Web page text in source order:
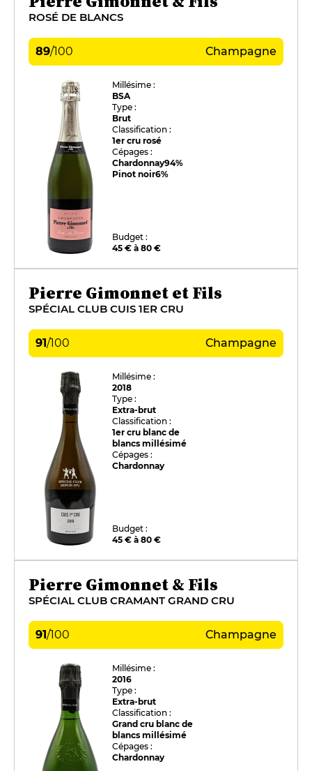
ROSÉ DE BLANCS
89/100 Champagne
Millésime :
BSA
Type :
Brut
Classification :
1er cru rosé
Cépages :
Chardonnay94%
Pinot noir6%
Budget :
45 € à 80 €
Pierre Gimonnet et Fils
SPÉCIAL CLUB CUIS 1ER CRU
91/100 Champagne
Millésime :
2018
Type :
Extra-brut
Classification :
1er cru blanc de
blancs millésimé
Cépages :
Chardonnay
Budget :
45 € à 80 €
Pierre Gimonnet & Fils
SPÉCIAL CLUB CRAMANT GRAND CRU
91/100 Champagne
Millésime :
2016
Type :
Extra-brut
Classification :
Grand cru blanc de
blancs millésimé
Cépages :
Chardonnay